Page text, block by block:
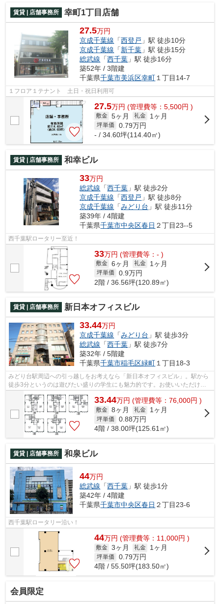
賃貸 | 店舗事務所 幸町1丁目店舗
27.5万円
京成千葉線 「西登戸 」駅 徒歩10分
京成千葉線 「新千葉 」駅 徒歩15分
総武線 「西千葉 」駅 徒歩16分
築52年 / 3階建
千葉県千葉市美浜区幸町 １丁目14-7
１フロア１テナント 土日・祝日利用可
27.5万円 (管理費等：5,500円 )
敷金 5ヶ月 礼金 1ヶ月
坪単価 0.79万円
- / 34.60坪(114.40㎡)
賃貸 | 店舗事務所 和幸ビル
33万円
総武線 「西千葉 」駅 徒歩2分
京成千葉線 「西登戸 」駅 徒歩8分
京成千葉線 「みどり台 」駅 徒歩11分
築39年 / 4階建
千葉県千葉市中央区春日 ２丁目23--5
西千葉駅ロータリー至近！
33万円 (管理費等：- )
敷金 6ヶ月 礼金 1ヶ月
坪単価 0.9万円
2階 / 36.56坪(120.89㎡)
賃貸 | 店舗事務所 新日本オフィスビル
33.44万円
京成千葉線 「みどり台 」駅 徒歩3分
総武線 「西千葉 」駅 徒歩7分
築32年 / 5階建
千葉県千葉市稲毛区緑町１丁目18-3
みどり台駅周辺への引っ越しをお考えなら「新日本オフィスビル」。駅から
徒歩3分というのは遊びたい盛りの学生にも魅力的です。お使いいただける
駅は2駅あり、行き先に応じて使い分け...
33.44万円 (管理費等：76,000円 )
敷金 8ヶ月 礼金 1ヶ月
坪単価 0.88万円
4階 / 38.00坪(125.61㎡)
賃貸 | 店舗事務所 和泉ビル
44万円
総武線 「西千葉 」駅 徒歩1分
築42年 / 4階建
千葉県千葉市中央区春日 ２丁目23-6
西千葉駅ロータリー沿い！
44万円 (管理費等：11,000円 )
敷金 3ヶ月 礼金 1ヶ月
坪単価 0.79万円
4階 / 55.50坪(183.50㎡)
会員限定